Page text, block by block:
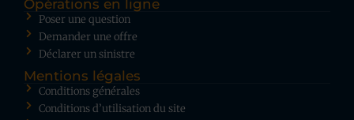
Opérations en ligne
Poser une question
Demander une offre
Déclarer un sinistre
Mentions légales
Conditions générales
Conditions d’utilisation du site